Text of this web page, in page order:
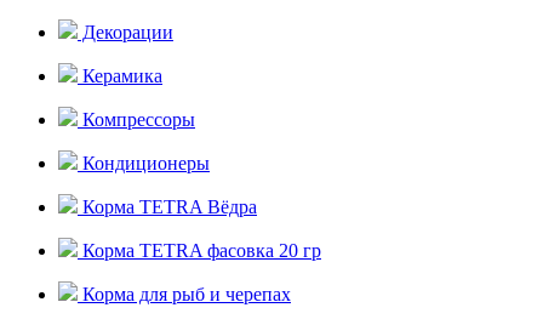
Декорации
Керамика
Компрессоры
Кондиционеры
Корма TETRA Вёдра
Корма TETRA фасовка 20 гр
Корма для рыб и черепах